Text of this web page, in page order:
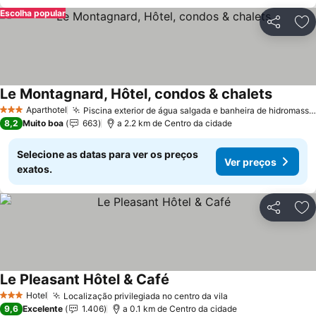
Partilhar
Escolha popular
3 EstrelasAparthotel Piscina exterior de água salgada e banheira de hidromassagem
Le Montagnard, Hôtel, condos & chaletsVer
8,2 Muito boa 663 a 2.2 km de Centro da cidade
Selecione as datas para ver os preços
exatos.
Ver preços
Partilhar
3 EstrelasHotel Localização privilegiada no centro da vila
Le Pleasant Hôtel & Café
9,6 Excelente 1.406 a 0.1 km de Centro da cidade